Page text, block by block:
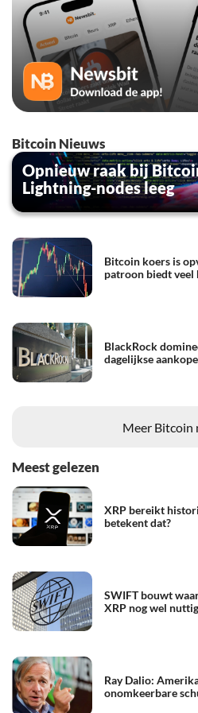
Bitcoin Nieuws
Opnieuw raak bij
Lightning-nodes leeg
Bitcoin koers is
patroon biedt veel
BlackRock
dagelijkse
Meer Bitcoin
Meest gelezen
XRP bereikt
betekent dat?
SWIFT bouwt
XRP nog wel
Ray Dalio:
onomkeerbare